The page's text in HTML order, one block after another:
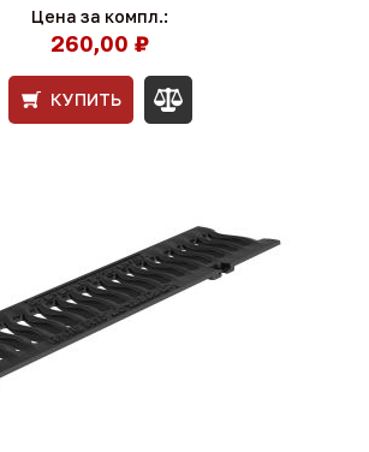
Цена за компл.:
260,00 ₽
КУПИТЬ